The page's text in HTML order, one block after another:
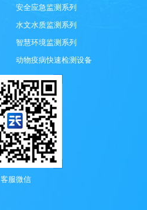
安全应急监测系列
水文水质监测系列
智慧环境监测系列
动物疫病快速检测设备
客服微信